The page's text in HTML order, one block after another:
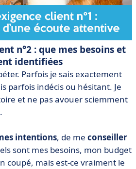
n°2 : que mes besoins et
identifiées
Parfois je sais exactement
parfois indécis ou hésitant. Je
et ne pas avouer sciemment
intentions, de me conseiller
sont mes besoins, mon budget
coupé, mais est-ce vraiment le